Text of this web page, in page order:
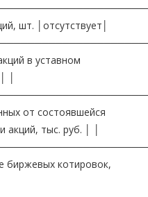
шт. │отсутствует│
в уставном
│
от состоявшейся
акций, тыс. руб. │ │
биржевых котировок,